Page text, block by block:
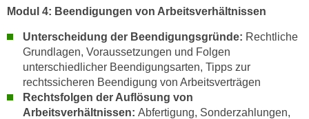
Modul 4: Beendigungen von Arbeitsverhältnissen
Unterscheidung der Beendigungsgründe: Rechtliche
Grundlagen, Voraussetzungen und Folgen
unterschiedlicher Beendigungsarten, Tipps zur
rechtssicheren Beendigung von Arbeitsverträgen
Rechtsfolgen der Auflösung von
Arbeitsverhältnissen: Abfertigung, Sonderzahlungen,
k
e